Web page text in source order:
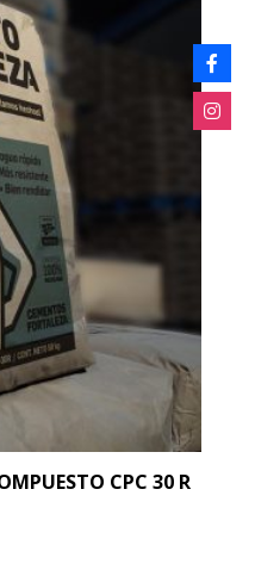
CPC 30 R